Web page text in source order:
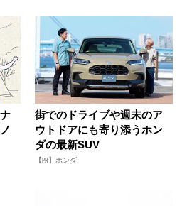
街でのドライブや週末のア
ウトドアにも寄り添うホン
ダの最新SUV
【PR】ホンダ